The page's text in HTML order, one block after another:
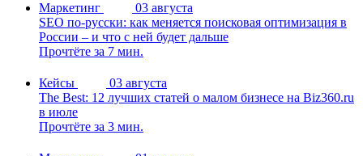
Маркетинг
03 августа
SEO по-русски: как меняется поисковая оптимизация в
России – и что с ней будет дальше
Прочтёте за 7 мин.
Кейсы
03 августа
The Best: 12 лучших статей о малом бизнесе на Biz360.ru
в июле
Прочтёте за 3 мин.